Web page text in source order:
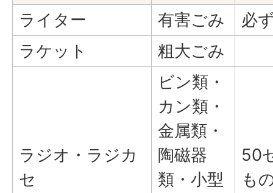
ライター
有害ごみ
必
ラケット
粗大ごみ
ラジオ・ラジカ
セ
ビン類・
カン類・
金属類・
陶磁器
類・小型
50
も